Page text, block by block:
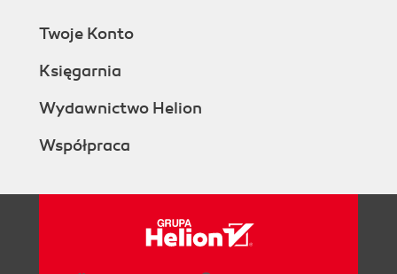
Twoje Konto
Księgarnia
Wydawnictwo Helion
Współpraca